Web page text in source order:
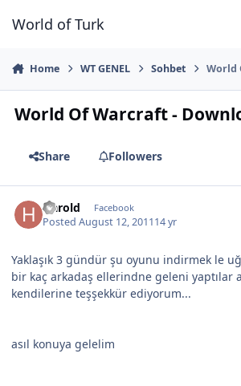
World of Turk
Home WT GENEL Sohbet World
World Of Warcraft -
Share Followers
Harold Facebook
PostedAugust 12, 201114 yr
Yaklaşık 3 gündür şu oyunu indirmek le
bir kaç arkadaş ellerindne geleni yaptılar
kendilerine teşşekkür ediyorum...
asıl konuya gelelim